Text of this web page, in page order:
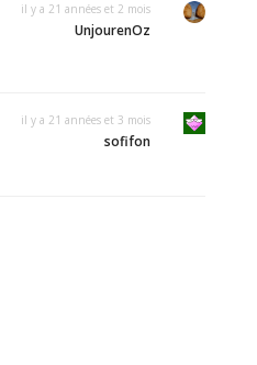
il y a 21 années et 2 mois
UnjourenOz
il y a 21 années et 3 mois
sofifon